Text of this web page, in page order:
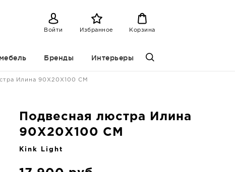
Войти Избранное Корзина
Бренды Интерьеры
Илина 90X20X100 CM
Подвесная люстра Илина
90X20X100 CM
Kink Light